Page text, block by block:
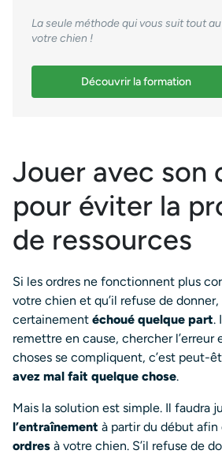
La seule méthode qui vous suit tout
votre chien !
Découvrir la formation
Jouer avec son
pour éviter la
de ressources
Si les ordres ne fonctionnent plus
votre chien et qu’il refuse de donner,
certainement échoué quelque part.
remettre en cause, chercher l’erreur
choses se compliquent, c’est peut-
avez mal fait quelque chose.
Mais la solution est simple. Il faudra
l’entraînement à partir du début afin
ordres à votre chien. S’il refuse de